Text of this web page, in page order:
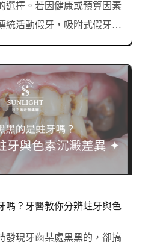
選擇。若因健康或預算因素
統活動假牙，吸附式假牙也
之一。本文將解析吸附式假
幫助你安心選擇最合適的方
嗎？牙醫教你分辨蛀牙與色
發現牙齒某處黑黑的，卻搞